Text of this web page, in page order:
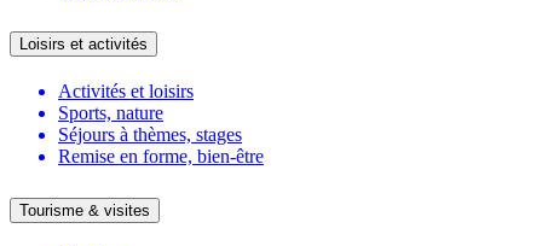
Loisirs et activités
Activités et loisirs
Sports, nature
Séjours à thèmes, stages
Remise en forme, bien-être
Tourisme & visites